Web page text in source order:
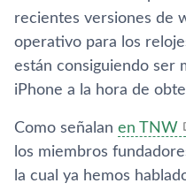
recientes versiones de
operativo para los
están consiguiendo ser
iPhone a la hora de
Como señalan en TNW
los miembros
la cual ya hemos